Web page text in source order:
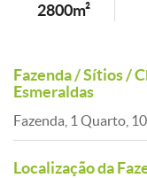
2800m²
Fazenda / Sítios /
Esmeraldas
Fazenda, 1 Quarto,
Localização da